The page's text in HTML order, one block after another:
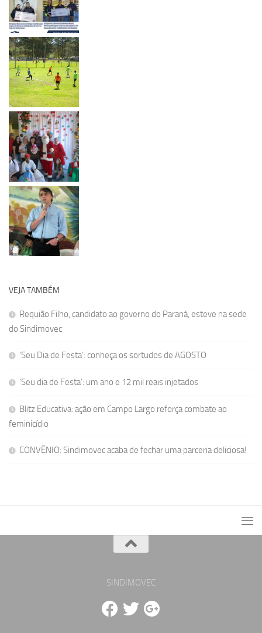
VEJA TAMBÉM
Requião Filho, candidato ao governo do Paraná, esteve na sede
do Sindimovec
‘Seu Dia de Festa’: conheça os sortudos de AGOSTO
‘Seu dia de Festa’: um ano e 12 mil reais injetados
Blitz Educativa: ação em Campo Largo reforça combate ao
feminicídio
CONVÊNIO: Sindimovec acaba de fechar uma parceria deliciosa!
SINDIMOVEC